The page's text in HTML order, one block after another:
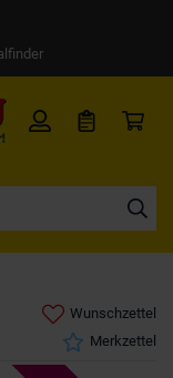
Wunschzettel
Merkzettel